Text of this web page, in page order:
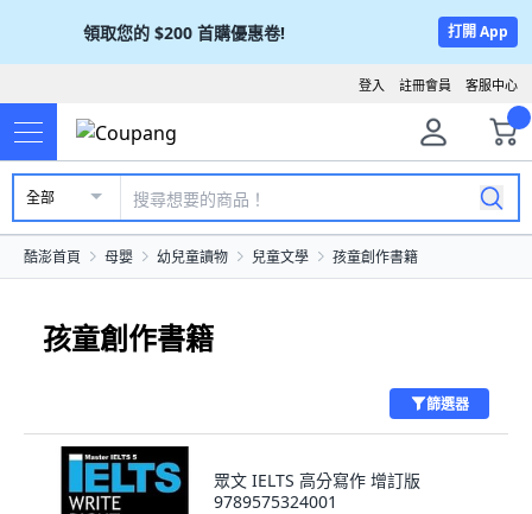
領取您的 $200 首購優惠卷! 打開 App
客服中心
註冊會員
登入
全部
酷澎首頁 母嬰 幼兒童讀物 兒童文學 孩童創作書籍
孩童創作書籍
篩選器
眾文 IELTS 高分寫作 增訂版
9789575324001